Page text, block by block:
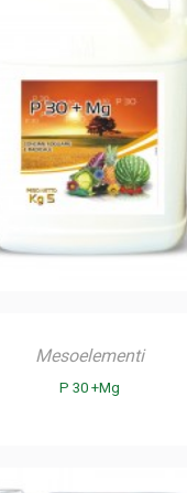
Mesoelementi
P 30 +Mg